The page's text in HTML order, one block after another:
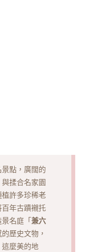
點，廣闊的
與揉合名家園
植許多珍稀老
年古蹟襯托
名庭「兼六
歷史文物，
麼美的地